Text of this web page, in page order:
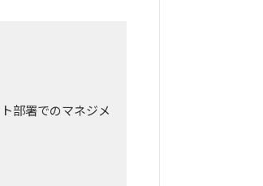
部署でのマネジメ